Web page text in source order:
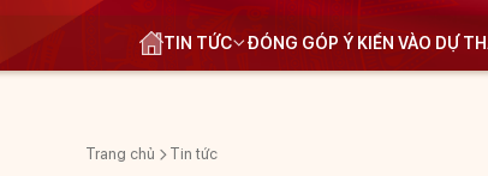
TIN TỨC ĐÓNG GÓP Ý KIẾN VÀO DỰ
Trang chủ Tin tức